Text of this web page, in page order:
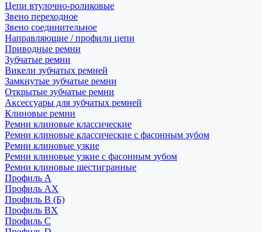
Цепи втулочно-роликовые
Звено переходное
Звено соединительное
Направляющие / профили цепи
Приводные ремни
Зубчатые ремни
Викели зубчатых ремней
Замкнутые зубчатые ремни
Открытые зубчатые ремни
Аксессуары для зубчатых ремней
Клиновые ремни
Ремни клиновые классические
Ремни клиновые классические с фасонным зубом
Ремни клиновые узкие
Ремни клиновые узкие с фасонным зубом
Ремни клиновые шестигранные
Профиль A
Профиль AX
Профиль B (Б)
Профиль BX
Профиль C